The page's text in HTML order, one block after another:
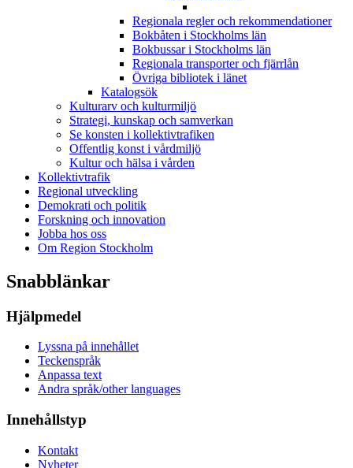
Regionala regler och rekommendationer
Bokbåten i Stockholms län
Bokbussar i Stockholms län
Regionala transporter och fjärrlån
Övriga bibliotek i länet
Katalogsök
Kulturarv och kulturmiljö
Strategi, kunskap och samverkan
Se konsten i kollektivtrafiken
Offentlig konst i vårdmiljö
Kultur och hälsa i vården
Kollektivtrafik
Regional utveckling
Demokrati och politik
Forskning och innovation
Jobba hos oss
Om Region Stockholm
Snabblänkar
Hjälpmedel
Lyssna på innehållet
Teckenspråk
Anpassa text
Andra språk/other languages
Innehållstyp
Kontakt
Nyheter